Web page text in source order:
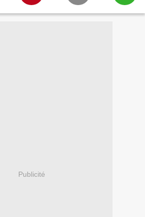
Publicité